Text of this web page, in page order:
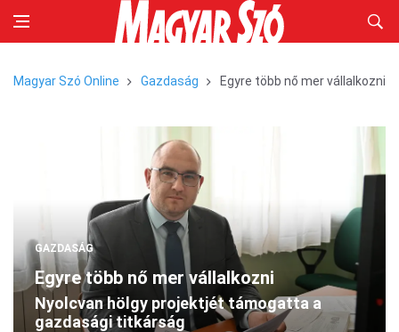
Magyar Szó Online Gazdaság Egyre több nő mer vállalkozni
GAZDASÁG
Egyre több nő mer vállalkozni
Nyolcvan hölgy projektjét támogatta a
gazdasági titkárság